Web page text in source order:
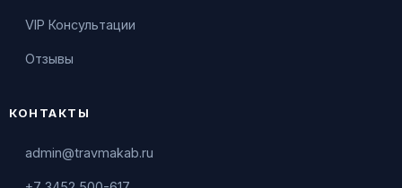
VIP Консультации
Отзывы
КОНТАКТЫ
admin@travmakab.ru